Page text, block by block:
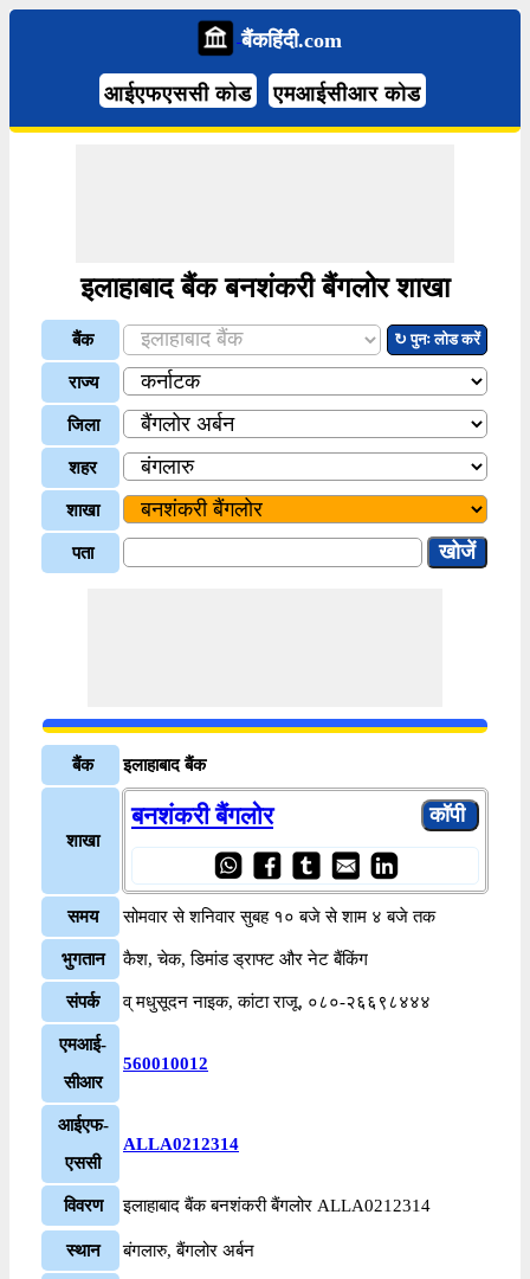
बैंकहिंदी.com
आईएफएससी कोड एमआईसीआर कोड
इलाहाबाद बैंक बनशंकरी बैंगलोर शाखा
बैंक ↻ पुनः लोड करें
राज्य
जिला
शहर
शाखा
पता
बैंक इलाहाबाद बैंक
शाखा
बनशंकरी बैंगलोर
समय सोमवार से शनिवार सुबह १० बजे से शाम ४ बजे तक
भुगतान कैश, चेक, डिमांड ड्राफ्ट और नेट बैंकिंग
संपर्क व् मधुसूदन नाइक, कांटा राजू, ०८०-२६६९८४४४
एमआई-
सीआर
560010012
आईएफ-
एससी
ALLA0212314
विवरण इलाहाबाद बैंक बनशंकरी बैंगलोर ALLA0212314
स्थान बंगलारु, बैंगलोर अर्बन